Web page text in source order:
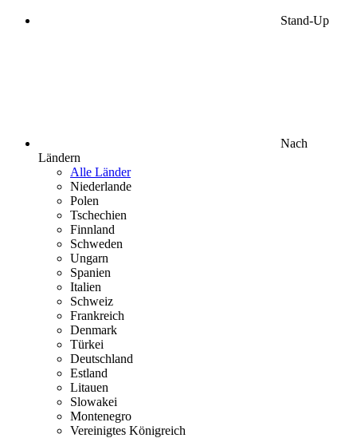
Stand-Up
Nach
Ländern
Alle Länder
Niederlande
Polen
Tschechien
Finnland
Schweden
Ungarn
Spanien
Italien
Schweiz
Frankreich
Denmark
Türkei
Deutschland
Estland
Litauen
Slowakei
Montenegro
Vereinigtes Königreich